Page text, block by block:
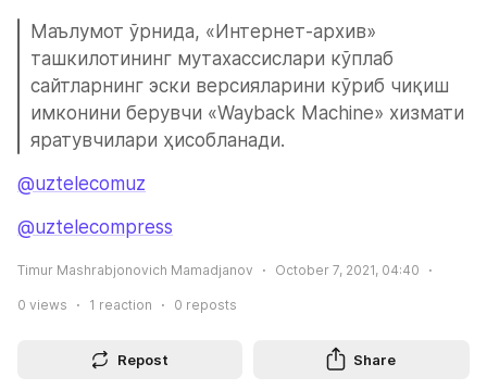
Маълумот ўрнида, «Интернет-архив»
ташкилотининг мутахассислари кўплаб
сайтларнинг эски версияларини кўриб чиқиш
имконини берувчи «Wayback Machine» хизмати
яратувчилари ҳисобланади.
@uztelecomuz
@uztelecompress
Timur Mashrabjonovich Mamadjanov October 7, 2021, 04:40
0 views 1 reaction 0 reposts
Repost Share